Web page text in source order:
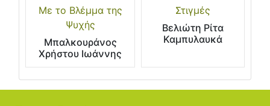
Με το Βλέμμα της
Ψυχής
Μπαλκουράνος
Χρήστου Ιωάννης
Στιγμές
Βελιώτη Ρίτα
Καμπυλαυκά